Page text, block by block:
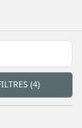
(4)